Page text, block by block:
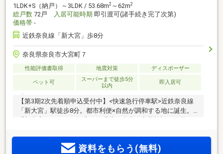
1LDK+S（納戸）～3LDK / 53.68m2 ～62m2
総戸数 72戸 入居可能時期 即引渡可(諸手続き完了次第)
価格帯 -
近鉄奈良線「新大宮」歩8分
奈良県奈良市大宮町７
性能評価書取得 地震対策 ディスポーザー
ペット可
スーパーまで徒歩5分
以内
即入居可
【第3期2次先着順申込受付中】<快速急行停車駅>近鉄奈良線
「新大宮」駅徒歩8分。都市利便×自然が調和する地に誕生。
Ready＆低炭素建築物・奈良県初！W認定(※)【建物内モデル
ルーム公開中／来場予約受付中】資料をもらう(無料)